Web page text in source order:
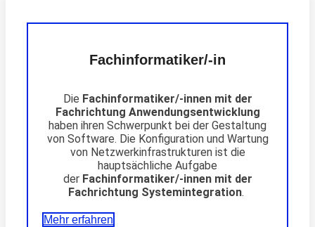
Fachinformatiker/-in
Die Fachinformatiker/-innen mit der
Fachrichtung Anwendungsentwicklung
haben ihren Schwerpunkt bei der Gestaltung
von Software. Die Konfiguration und Wartung
von Netzwerkinfrastrukturen ist die
hauptsächliche Aufgabe
der Fachinformatiker/-innen mit der
Fachrichtung Systemintegration.
Mehr erfahren